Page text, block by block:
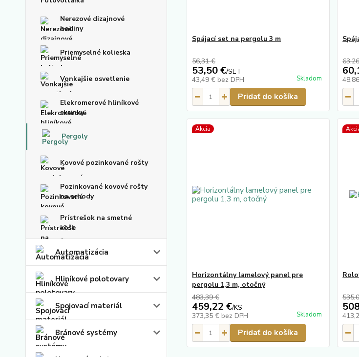
Nerezové dizajnové
hodiny
Priemyselné kolieska
Vonkajšie osvetlenie
Elekromerové hliníkové
skrinky
Pergoly
Kovové pozinkované rošty
Pozinkované kovové rošty
na schody
Prístrešok na smetné
koše
Automatizácia
Hliníkové polotovary
Spojovací materiál
Bránové systémy
Spájací set na pergolu 3 m
56,31 €
53,50 €/SET
43,49 € bez DPH Skladom
Pridať do košíka
Akcia
Horizontálny lamelový panel pre
pergolu 1,3 m, otočný
483,39 €
459,22 €/KS
373,35 € bez DPH Skladom
Pridať do košíka